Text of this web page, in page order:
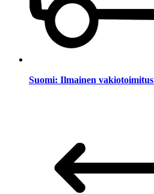
Suomi: Ilmainen vakiotoimitus